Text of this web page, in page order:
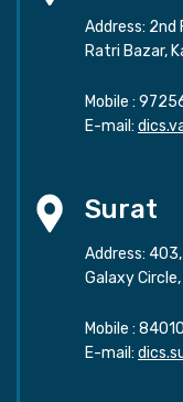
Address: 2nd
Ratri Bazar,
Mobile :
E-mail:
Surat
Address:
Galaxy
Mobile :
E-mail: